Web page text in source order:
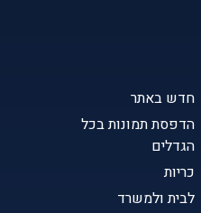
חדש באתר
הדפסת תמונות בכל
הגדלים
כריות
לבית ולמשרד